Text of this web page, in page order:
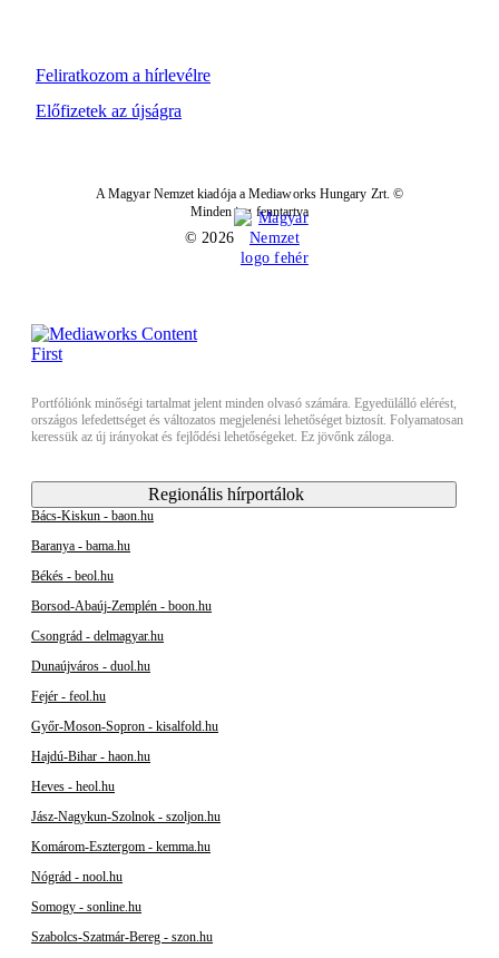
Feliratkozom a hírlevélre
Előfizetek az újságra
A Magyar Nemzet kiadója a Mediaworks Hungary Zrt. ©
Minden jog fenntartva
© 2026
Portfóliónk minőségi tartalmat jelent minden olvasó számára. Egyedülálló elérést,
országos lefedettséget és változatos megjelenési lehetőséget biztosít. Folyamatosan
keressük az új irányokat és fejlődési lehetőségeket. Ez jövőnk záloga.
Regionális hírportálok
Bács-Kiskun - baon.hu
Baranya - bama.hu
Békés - beol.hu
Borsod-Abaúj-Zemplén - boon.hu
Csongrád - delmagyar.hu
Dunaújváros - duol.hu
Fejér - feol.hu
Győr-Moson-Sopron - kisalfold.hu
Hajdú-Bihar - haon.hu
Heves - heol.hu
Jász-Nagykun-Szolnok - szoljon.hu
Komárom-Esztergom - kemma.hu
Nógrád - nool.hu
Somogy - sonline.hu
Szabolcs-Szatmár-Bereg - szon.hu